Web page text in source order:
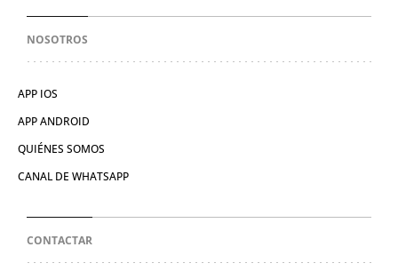
NOSOTROS
APP IOS
APP ANDROID
QUIÉNES SOMOS
CANAL DE WHATSAPP
CONTACTAR